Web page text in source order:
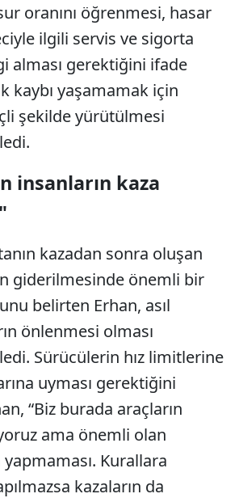
oranını öğrenmesi, hasar
ilgili servis ve sigorta
alması gerektiğini ifade
kaybı yaşamamak için
şekilde yürütülmesi
insanların kaza
kazadan sonra oluşan
giderilmesinde önemli bir
belirten Erhan, asıl
önlenmesi olması
Sürücülerin hız limitlerine
uyması gerektiğini
“Biz burada araçların
ama önemli olan
yapmaması. Kurallara
kazaların da